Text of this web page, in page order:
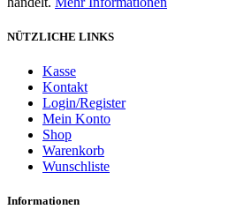
NÜTZLICHE LINKS
Kasse
Kontakt
Login/Register
Mein Konto
Shop
Warenkorb
Wunschliste
Informationen